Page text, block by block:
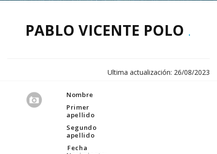
PABLO VICENTE POLO .
Ultima actualización: 26/08/2023
Nombre
Primer
apellido
Segundo
apellido
Fecha